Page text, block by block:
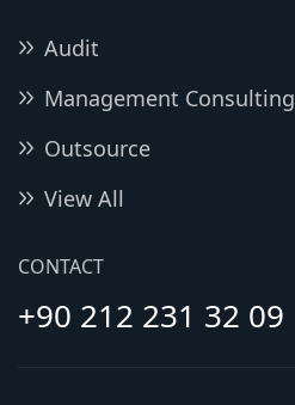
Audit
Management Consulting
Outsource
View All
CONTACT
+90 212 231 32 09